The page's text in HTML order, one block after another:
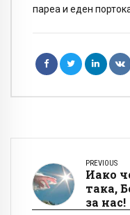
пареа и еден
PREVIOUS
Иако
така,
за нас!